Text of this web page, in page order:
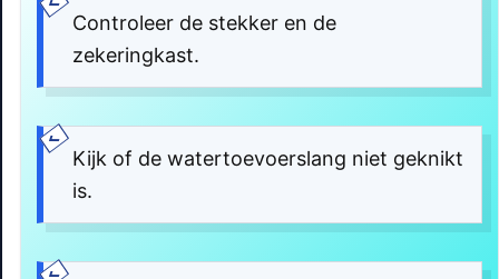
Controleer de stekker en de
zekeringkast.
Kijk of de watertoevoerslang niet geknikt
is.